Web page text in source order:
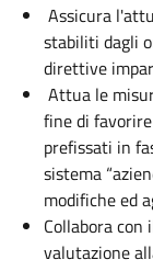
Assicura
stabiliti dagli
direttive
Attua le
fine di
prefissati in
sistema
modifiche ed
Collabora con
valutazione